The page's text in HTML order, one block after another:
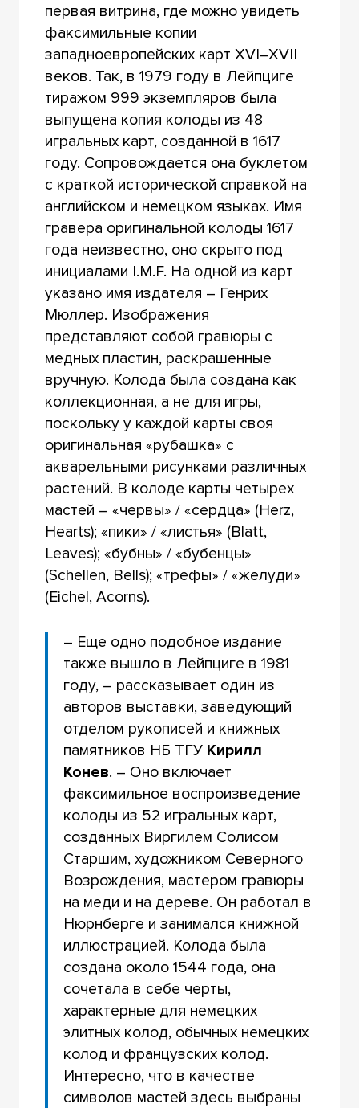
первая витрина, где можно увидеть
факсимильные копии
западноевропейских карт XVI–XVII
веков. Так, в 1979 году в Лейпциге
тиражом 999 экземпляров была
выпущена копия колоды из 48
игральных карт, созданной в 1617
году. Сопровождается она буклетом
с краткой исторической справкой на
английском и немецком языках. Имя
гравера оригинальной колоды 1617
года неизвестно, оно скрыто под
инициалами I.M.F. На одной из карт
указано имя издателя – Генрих
Мюллер. Изображения
представляют собой гравюры с
медных пластин, раскрашенные
вручную. Колода была создана как
коллекционная, а не для игры,
поскольку у каждой карты своя
оригинальная «рубашка» с
акварельными рисунками различных
растений. В колоде карты четырех
мастей – «червы» / «сердца» (Herz,
Hearts); «пики» / «листья» (Blatt,
Leaves); «бубны» / «бубенцы»
(Schellen, Bells); «трефы» / «желуди»
(Eichel, Acorns).
– Еще одно подобное издание
также вышло в Лейпциге в 1981
году, – рассказывает один из
авторов выставки, заведующий
отделом рукописей и книжных
памятников НБ ТГУ Кирилл
Конев. – Оно включает
факсимильное воспроизведение
колоды из 52 игральных карт,
созданных Виргилем Солисом
Старшим, художником Северного
Возрождения, мастером гравюры
на меди и на дереве. Он работал в
Нюрнберге и занимался книжной
иллюстрацией. Колода была
создана около 1544 года, она
сочетала в себе черты,
характерные для немецких
элитных колод, обычных немецких
колод и французских колод.
Интересно, что в качестве
символов мастей здесь выбраны